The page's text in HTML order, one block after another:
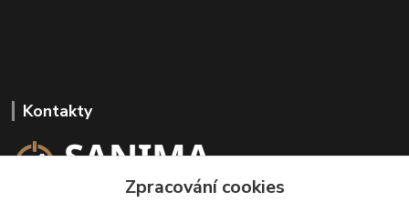
Kontakty
Zpracování cookies